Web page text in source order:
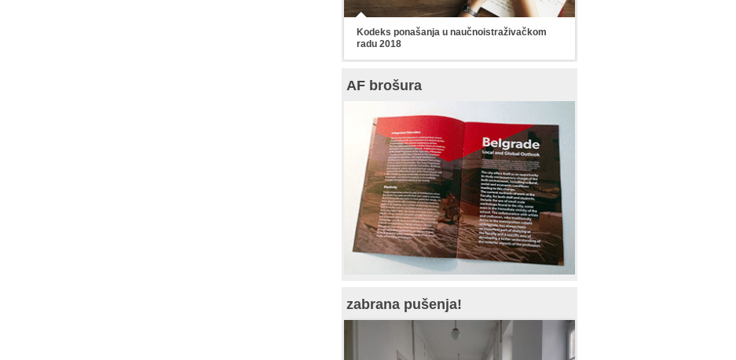
Kodeks ponašanja u naučnoistraživačkom
radu 2018
AF brošura
zabrana pušenja!